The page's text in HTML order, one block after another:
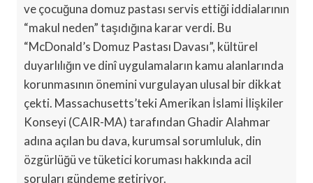
ve çocuğuna domuz pastası servis ettiği iddialarının
“makul neden” taşıdığına karar verdi. Bu
“McDonald’s Domuz Pastası Davası”, kültürel
duyarlılığın ve dinî uygulamaların kamu alanlarında
korunmasının önemini vurgulayan ulusal bir dikkat
çekti. Massachusetts’teki Amerikan İslami İlişkiler
Konseyi (CAIR-MA) tarafından Ghadir Alahmar
adına açılan bu dava, kurumsal sorumluluk, din
özgürlüğü ve tüketici koruması hakkında acil
soruları gündeme getiriyor.